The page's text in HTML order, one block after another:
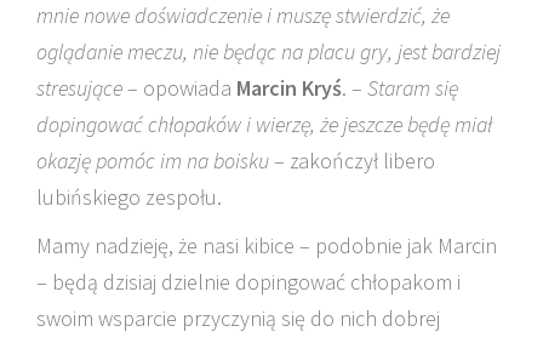
mnie nowe doświadczenie i muszę stwierdzić, że
oglądanie meczu, nie będąc na placu gry, jest bardziej
stresujące– opowiada Marcin Kryś. – Staram się
dopingować chłopaków i wierzę, że jeszcze będę miał
okazję pomóc im na boisku– zakończył libero
lubińskiego zespołu.
Mamy nadzieję, że nasi kibice – podobnie jak Marcin
– będą dzisiaj dzielnie dopingować chłopakom i
swoim wsparcie przyczynią się do nich dobrej